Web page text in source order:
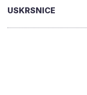
USKRSNICE